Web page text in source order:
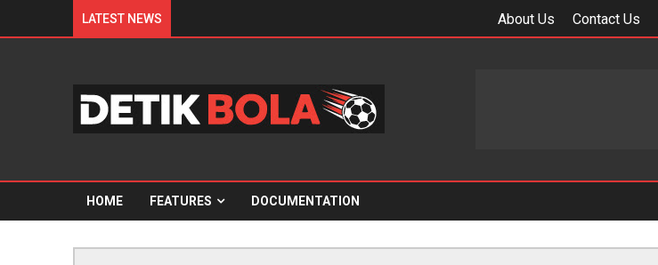
LATEST NEWS About Us Contact Us
HOME FEATURES DOCUMENTATION